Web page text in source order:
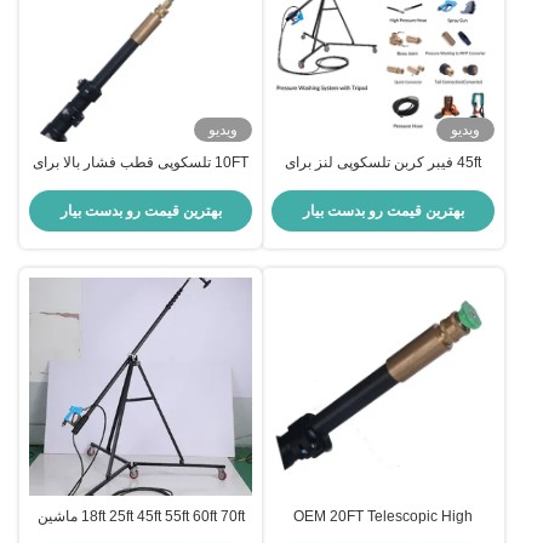
ویدیو
45ft فیبر کربن تلسکوپی لنز برای
ODM امن
بهترین قیمت رو بدست بیار
ویدیو
10FT تلسکوپی قطب فشار بالا برای
انعطاف پذیر
بهترین قیمت رو بدست بیار
OEM 20FT Telescopic High
18ft 25ft 45ft 55ft 60ft 70ft ماشین